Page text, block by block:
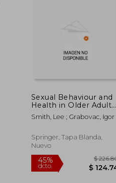
Sexual Behaviour and
Health in Older Adults
(en Inglés)
Smith, Lee ; Grabovac, Igor
Springer, Tapa Blanda,
Nuevo